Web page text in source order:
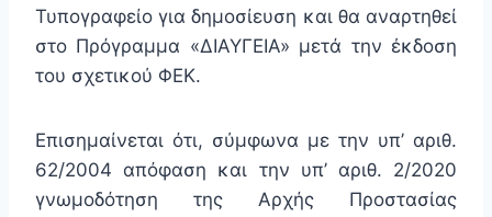
Τυπογραφείο για δημοσίευση και θα αναρτηθεί
στο Πρόγραμμα «ΔΙΑΥΓΕΙΑ» μετά την έκδοση
του σχετικού ΦΕΚ.
Επισημαίνεται ότι, σύμφωνα με την υπ’ αριθ.
62/2004 απόφαση και την υπ’ αριθ. 2/2020
γνωμοδότηση της Αρχής Προστασίας